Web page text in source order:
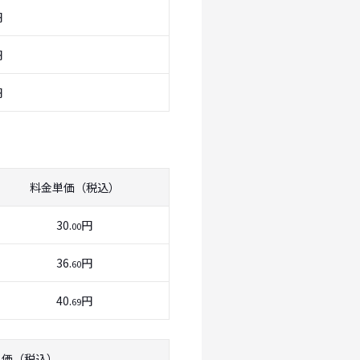
料金単価（税込）
30.00円
36.60円
40.69円